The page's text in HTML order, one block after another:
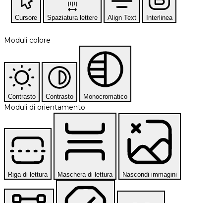
Cursore Spaziatura lettere Align Text Interlinea
Moduli colore
Contrasto Contrasto Monocromatico
Moduli di orientamento
Riga di lettura Maschera di lettura Nascondi immagini